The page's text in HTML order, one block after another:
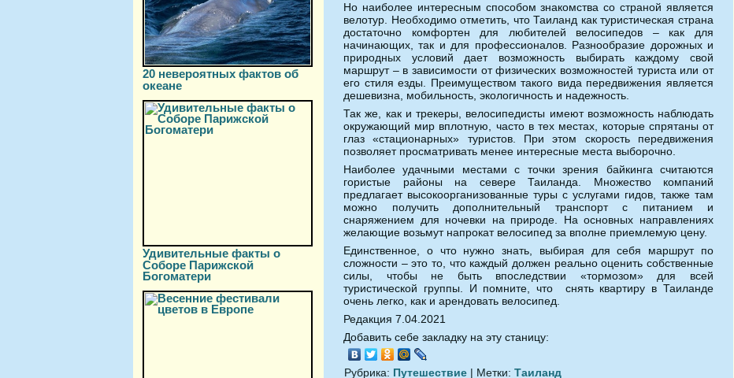
20 невероятных фактов об
океане
Удивительные факты о
Соборе Парижской
Богоматери
Но наиболее интересным способом знакомства со страной является
велотур. Необходимо отметить, что Таиланд как туристическая страна
достаточно комфортен для любителей велосипедов – как для
начинающих, так и для профессионалов. Разнообразие дорожных и
природных условий дает возможность выбирать каждому свой
маршрут – в зависимости от физических возможностей туриста или от
его стиля езды. Преимуществом такого вида передвижения является
дешевизна, мобильность, экологичность и надежность.
Так же, как и трекеры, велосипедисты имеют возможность наблюдать
окружающий мир вплотную, часто в тех местах, которые спрятаны от
глаз «стационарных» туристов. При этом скорость передвижения
позволяет просматривать менее интересные места выборочно.
Наиболее удачными местами с точки зрения байкинга считаются
гористые районы на севере Таиланда. Множество компаний
предлагает высокоорганизованные туры с услугами гидов, также там
можно получить дополнительный транспорт с питанием и
снаряжением для ночевки на природе. На основных направлениях
желающие возьмут напрокат велосипед за вполне приемлемую цену.
Единственное, о что нужно знать, выбирая для себя маршрут по
сложности – это то, что каждый должен реально оценить собственные
силы, чтобы не быть впоследствии «тормозом» для всей
туристической группы. И помните, что снять квартиру в Таиланде
очень легко, как и арендовать велосипед.
Редакция 7.04.2021
Добавить себе закладку на эту станицу:
Рубрика: Путешествие | Метки: Таиланд